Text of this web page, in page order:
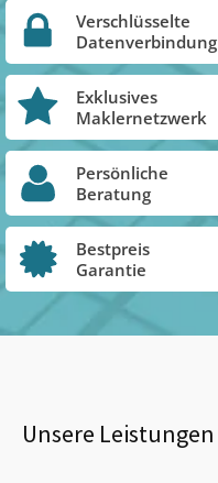
Verschlüsselte
Datenverbindung
Exklusives
Maklernetzwerk
Persönliche
Beratung
Bestpreis
Garantie
Unsere